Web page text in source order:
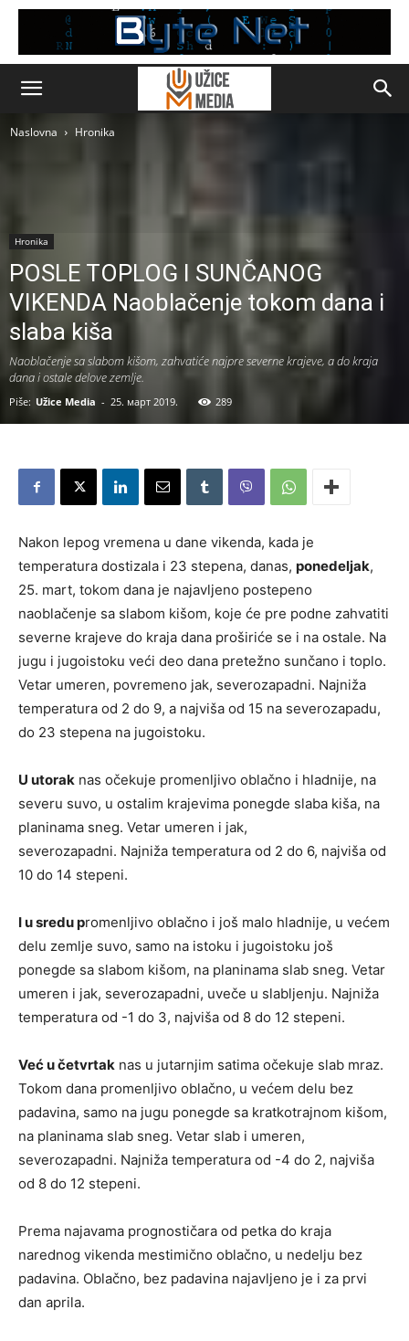
Naslovna Hronika
Hronika
POSLE TOPLOG I SUNČANOG
VIKENDA Naoblačenje tokom dana i
slaba kiša
Naoblačenje sa slabom kišom, zahvatiće najpre severne krajeve, a do kraja
dana i ostale delove zemlje.
Piše: Užice Media - 25. март 2019. 289
Nakon lepog vremena u dane vikenda, kada je
temperatura dostizala i 23 stepena, danas, ponedeljak,
25. mart, tokom dana je najavljeno postepeno
naoblačenje sa slabom kišom, koje će pre podne zahvatiti
severne krajeve do kraja dana proširiće se i na ostale. Na
jugu i jugoistoku veći deo dana pretežno sunčano i toplo.
Vetar umeren, povremeno jak, severozapadni. Najniža
temperatura od 2 do 9, a najviša od 15 na severozapadu,
do 23 stepena na jugoistoku.
U utorak nas očekuje promenljivo oblačno i hladnije, na
severu suvo, u ostalim krajevima ponegde slaba kiša, na
planinama sneg. Vetar umeren i jak,
severozapadni. Najniža temperatura od 2 do 6, najviša od
10 do 14 stepeni.
I u sredu promenljivo oblačno i još malo hladnije, u većem
delu zemlje suvo, samo na istoku i jugoistoku još
ponegde sa slabom kišom, na planinama slab sneg. Vetar
umeren i jak, severozapadni, uveče u slabljenju. Najniža
temperatura od -1 do 3, najviša od 8 do 12 stepeni.
Već u četvrtak nas u jutarnjim satima očekuje slab mraz.
Tokom dana promenljivo oblačno, u većem delu bez
padavina, samo na jugu ponegde sa kratkotrajnom kišom,
na planinama slab sneg. Vetar slab i umeren,
severozapadni. Najniža temperatura od -4 do 2, najviša
od 8 do 12 stepeni.
Prema najavama prognostičara od petka do kraja
narednog vikenda mestimično oblačno, u nedelju bez
padavina. Oblačno, bez padavina najavljeno je i za prvi
dan aprila.